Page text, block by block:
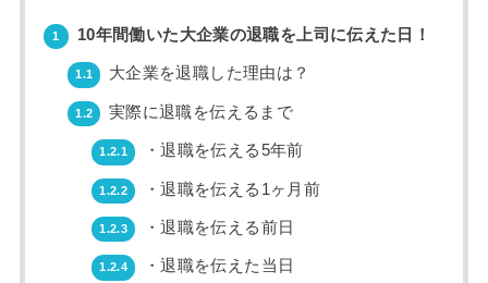
1 10年間働いた大企業の退職を上司に伝えた日！
1.1 大企業を退職した理由は？
1.2 実際に退職を伝えるまで
1.2.1 ・退職を伝える5年前
1.2.2 ・退職を伝える1ヶ月前
1.2.3 ・退職を伝える前日
1.2.4 ・退職を伝えた当日